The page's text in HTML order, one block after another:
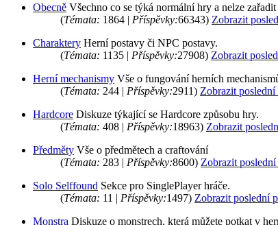
Obecně Všechno co se týká normální hry a nelze
(Témata: 1864 | Příspěvky:66343) Zobrazit
Charaktery Herní postavy či NPC postavy.
(Témata: 1135 | Příspěvky:27908) Zobrazit
Herní mechanismy Vše o fungování herních
(Témata: 244 | Příspěvky:2911) Zobrazit poslední
Hardcore Diskuze týkající se Hardcore způsobu hry.
(Témata: 408 | Příspěvky:18963) Zobrazit
Předměty Vše o předmětech a craftování
(Témata: 283 | Příspěvky:8600) Zobrazit
Solo Selffound Sekce pro SinglePlayer hráče.
(Témata: 11 | Příspěvky:1497) Zobrazit poslední
Monstra Diskuze o monstrech, která můžete potkat v